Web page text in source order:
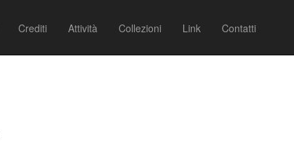
Crediti Attività Collezioni Link Contatti